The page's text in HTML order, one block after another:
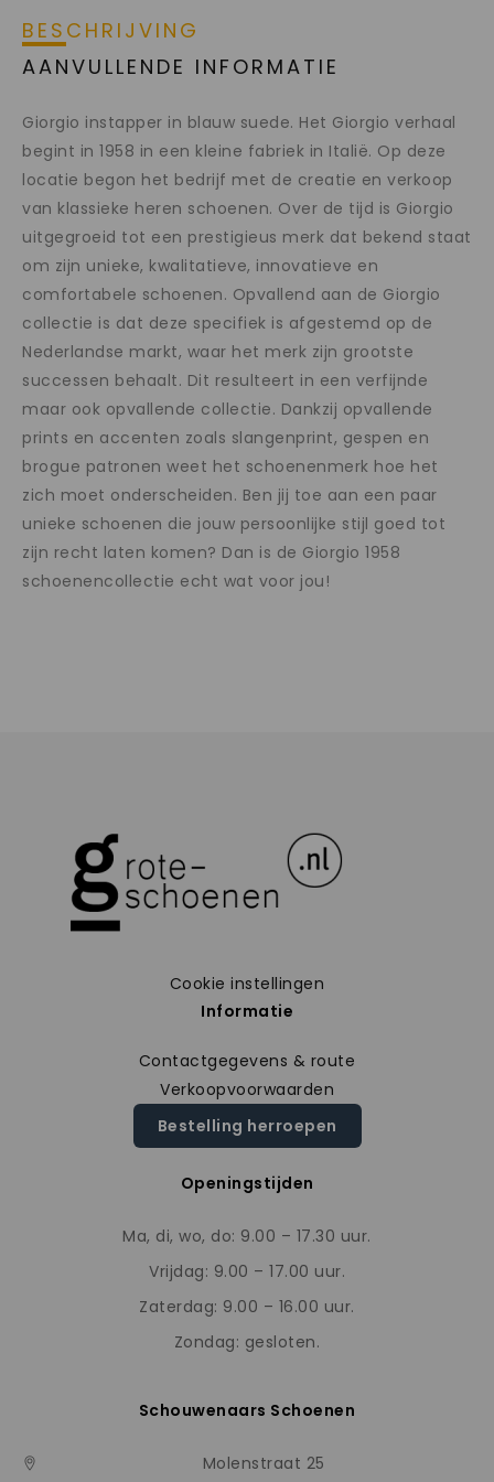
BESCHRIJVING
AANVULLENDE INFORMATIE
Giorgio instapper in blauw suede. Het Giorgio verhaal
begint in 1958 in een kleine fabriek in Italië. Op deze
locatie begon het bedrijf met de creatie en verkoop
van klassieke heren schoenen. Over de tijd is Giorgio
uitgegroeid tot een prestigieus merk dat bekend staat
om zijn unieke, kwalitatieve, innovatieve en
comfortabele schoenen. Opvallend aan de Giorgio
collectie is dat deze specifiek is afgestemd op de
Nederlandse markt, waar het merk zijn grootste
successen behaalt. Dit resulteert in een verfijnde
maar ook opvallende collectie. Dankzij opvallende
prints en accenten zoals slangenprint, gespen en
brogue patronen weet het schoenenmerk hoe het
zich moet onderscheiden. Ben jij toe aan een paar
unieke schoenen die jouw persoonlijke stijl goed tot
zijn recht laten komen? Dan is de Giorgio 1958
schoenencollectie echt wat voor jou!
Cookie instellingen
Informatie
Contactgegevens & route
Verkoopvoorwaarden
Bestelling herroepen
Openingstijden
Ma, di, wo, do: 9.00 – 17.30 uur.
Vrijdag: 9.00 – 17.00 uur.
Zaterdag: 9.00 – 16.00 uur.
Zondag: gesloten.
Schouwenaars Schoenen
Molenstraat 25